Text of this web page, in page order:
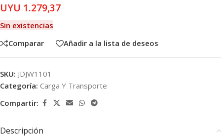
UYU 1.279,37
Sin existencias
Comparar
Añadir a la lista de deseos
SKU: JDJW1101
Categoría: Carga Y Transporte
Compartir:
Descripción